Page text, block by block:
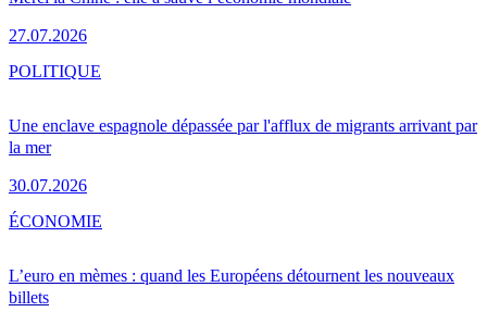
27.07.2026
Une enclave espagnole dépassée par l'afflux de migrants arrivant par
la mer
30.07.2026
POLITIQUE
L’euro en mèmes : quand les Européens détournent les nouveaux
billets
ÉCONOMIE